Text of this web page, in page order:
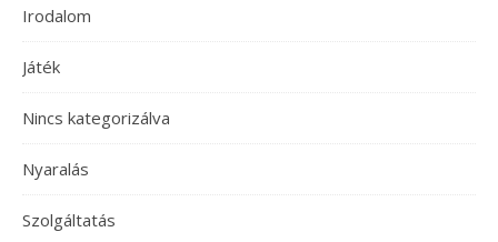
Irodalom
Játék
Nincs kategorizálva
Nyaralás
Szolgáltatás